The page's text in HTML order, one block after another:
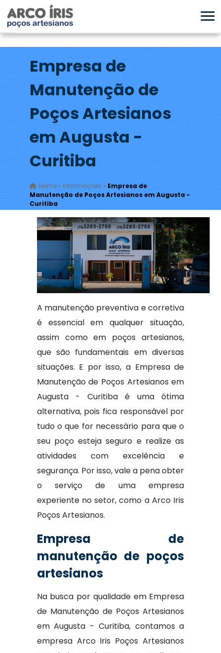
Empresa de
Manutenção de
Poços Artesianos
em Augusta -
Curitiba
Home» Informações » Empresa de
Manutenção de Poços Artesianos em Augusta -
Curitiba
A manutenção preventiva e corretiva
é essencial em qualquer situação,
assim como em poços artesianos,
que são fundamentais em diversas
situações. E por isso, a Empresa de
Manutenção de Poços Artesianos em
Augusta - Curitiba é uma ótima
alternativa, pois fica responsável por
tudo o que for necessário para que o
seu poço esteja seguro e realize as
atividades com excelência e
segurança. Por isso, vale a pena obter
o serviço de uma empresa
experiente no setor, como a Arco Iris
Poços Artesianos.
Empresa de
manutenção de poços
artesianos
Na busca por qualidade em Empresa
de Manutenção de Poços Artesianos
em Augusta - Curitiba, contamos a
empresa Arco Iris Poços Artesianos